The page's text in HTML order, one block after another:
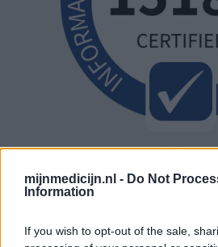
mijnmedicijn.nl - Do Not
Information
If you wish to opt-out of the sale,